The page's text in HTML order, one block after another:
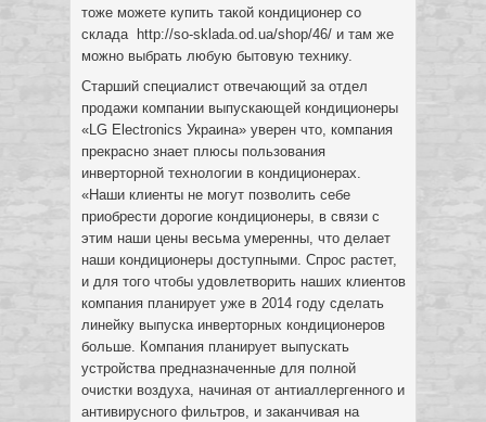
тоже можете купить такой кондиционер со
склада http://so-sklada.od.ua/shop/46/ и там же
можно выбрать любую бытовую технику.
Старший специалист отвечающий за отдел
продажи компании выпускающей кондиционеры
«LG Electronics Украина» уверен что, компания
прекрасно знает плюсы пользования
инверторной технологии в кондиционерах.
«Наши клиенты не могут позволить себе
приобрести дорогие кондиционеры, в связи с
этим наши цены весьма умеренны, что делает
наши кондиционеры доступными. Спрос растет,
и для того чтобы удовлетворить наших клиентов
компания планирует уже в 2014 году сделать
линейку выпуска инверторных кондиционеров
больше. Компания планирует выпускать
устройства предназначенные для полной
очистки воздуха, начиная от антиаллергенного и
антивирусного фильтров, и заканчивая на